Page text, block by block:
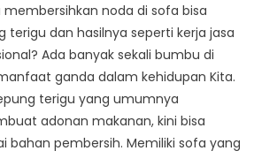
membersihkan noda di sofa bisa
terigu dan hasilnya seperti kerja jasa
Ada banyak sekali bumbu di
ganda dalam kehidupan Kita.
terigu yang umumnya
adonan makanan, kini bisa
bahan pembersih. Memiliki sofa yang